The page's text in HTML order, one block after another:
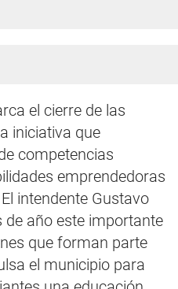
el cierre de las
iniciativa que
competencias
emprendedoras
intendente Gustavo
de año este importante
que forman parte
el municipio para